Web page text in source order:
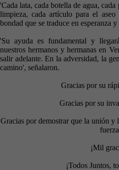
'Cada lata, cada botella de agua,
limpieza, cada artículo para el aseo
bondad que se traduce en esperanza
'Su ayuda es fundamental y
nuestros hermanos y hermanas en
salir adelante. En la adversidad, la
camino', señalaron.
Gracias por su
Gracias por su
Gracias por demostrar que la unión y
¡Mil
¡Todos Juntos,